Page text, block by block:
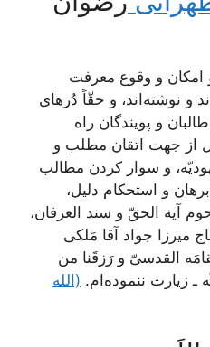
و امكان و وقوع معرفت
و نوشته‌‏اند، و حقّاً دُرهاى
و پويندگان راه
از جهت اتقان مطلب و
و سوار كردن مطالب
و استحكام دليل،
آية الحقّ و سند العرفان،
ميرزا جواد آقا مَلكى
القدسىّ و رَزقَنا من
ـ زيارت ننموده‏‌ام. (الله